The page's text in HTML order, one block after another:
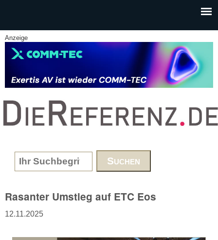
Anzeige
www.DieReferenz.de
Search form
Rasanter Umstieg auf ETC Eos
12.11.2025